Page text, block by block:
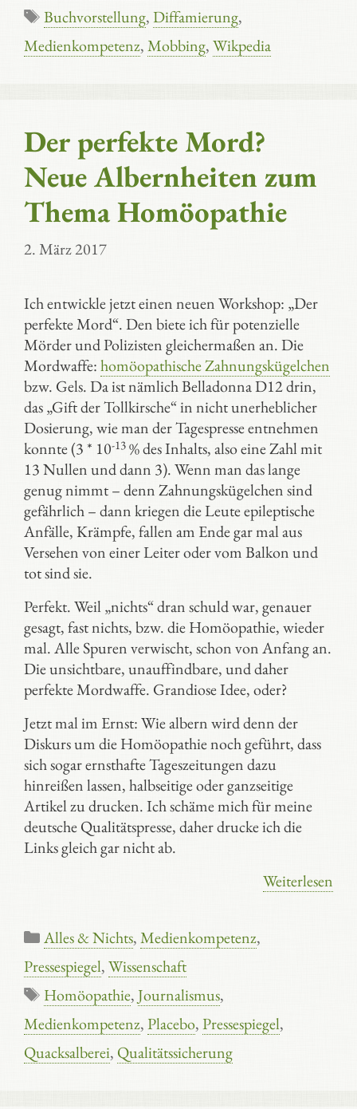
Schlagwörter
Buchvorstellung,Diffamierung,
Medienkompetenz,Mobbing,Wikpedia
Der perfekte Mord?
Neue Albernheiten zum
Thema Homöopathie
2. März 2017
Ich entwickle jetzt einen neuen Workshop: „Der
perfekte Mord“. Den biete ich für potenzielle
Mörder und Polizisten gleichermaßen an. Die
Mordwaffe:homöopathische Zahnungskügelchen
bzw. Gels. Da ist nämlich Belladonna D12 drin,
das „Gift der Tollkirsche“ in nicht unerheblicher
Dosierung, wie man der Tagespresse entnehmen
konnte (3 * 10-13 % des Inhalts, also eine Zahl mit
13 Nullen und dann 3). Wenn man das lange
genug nimmt – denn Zahnungskügelchen sind
gefährlich – dann kriegen die Leute epileptische
Anfälle, Krämpfe, fallen am Ende gar mal aus
Versehen von einer Leiter oder vom Balkon und
tot sind sie.
Perfekt. Weil „nichts“ dran schuld war, genauer
gesagt, fast nichts, bzw. die Homöopathie, wieder
mal. Alle Spuren verwischt, schon von Anfang an.
Die unsichtbare, unauffindbare, und daher
perfekte Mordwaffe. Grandiose Idee, oder?
Jetzt mal im Ernst: Wie albern wird denn der
Diskurs um die Homöopathie noch geführt, dass
sich sogar ernsthafte Tageszeitungen dazu
hinreißen lassen, halbseitige oder ganzseitige
Artikel zu drucken. Ich schäme mich für meine
deutsche Qualitätspresse, daher drucke ich die
Links gleich gar nicht ab.
Weiterlesen
Kategorien
Alles & Nichts,Medienkompetenz,
Pressespiegel,Wissenschaft
Schlagwörter
Homöopathie,Journalismus,
Medienkompetenz,Placebo,Pressespiegel,
Quacksalberei, Qualitätssicherung